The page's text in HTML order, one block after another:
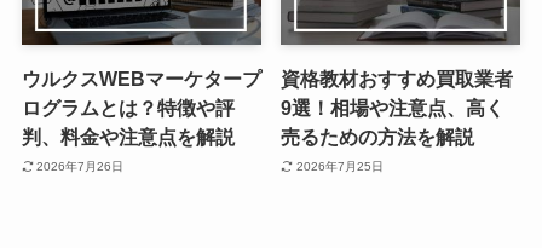
ウルクスWEBマーケタープ
ログラムとは？特徴や評
判、料金や注意点を解説
2026年7月26日
資格教材おすすめ買取業者
9選！相場や注意点、高く
売るための方法を解説
2026年7月25日